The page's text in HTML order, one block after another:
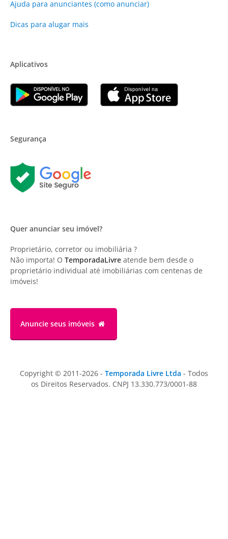
Ajuda para anunciantes (como anunciar)
Dicas para alugar mais
Aplicativos
Segurança
Quer anunciar seu imóvel?
Proprietário, corretor ou imobiliária ?
Não importa! O TemporadaLivre atende bem desde o
proprietário individual até imobiliárias com centenas de
imóveis!
Anuncie seus imóveis
Copyright © 2011-2026 - Temporada Livre Ltda - Todos
os Direitos Reservados. CNPJ 13.330.773/0001-88